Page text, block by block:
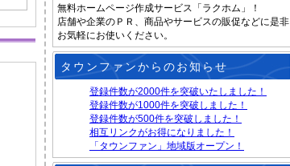
無料ホームページ作成サービス「ラクホム」！
店舗や企業のＰＲ、商品やサービスの販促などに是非
お気軽にお使いください。
タウンファンからのお知らせ
登録件数が2000件を突破いたしました！
登録件数が1000件を突破しました！
登録件数が500件を突破しました！
相互リンクがお得になりました！
「タウンファン」地域版オープン！